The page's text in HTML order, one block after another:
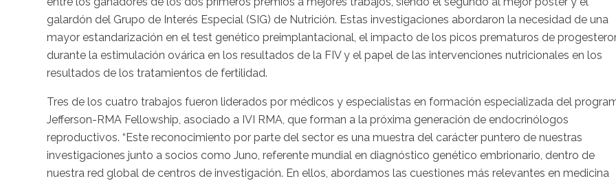
galardón del Grupo de Interés Especial (SIG) de Nutrición. Estas investigaciones abordaron la necesidad de una
mayor estandarización en el test genético preimplantacional, el impacto de los picos prematuros de
durante la estimulación ovárica en los resultados de la FIV y el papel de las intervenciones nutricionales en los
resultados de los tratamientos de fertilidad.
Tres de los cuatro trabajos fueron liderados por médicos y especialistas en formación especializada del
Jefferson-RMA Fellowship, asociado a IVI RMA, que forman a la próxima generación de endocrinólogos
reproductivos. “Este reconocimiento por parte del sector es una muestra del carácter puntero de nuestras
investigaciones junto a socios como Juno, referente mundial en diagnóstico genético embrionario, dentro de
nuestra red global de centros de investigación. En ellos, abordamos las cuestiones más relevantes en medicina